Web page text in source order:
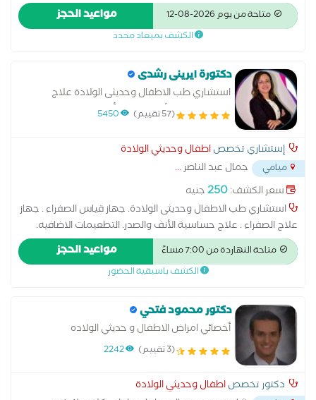
متاحة من يوم 2026-08-12 مواعيد الحجز
الكشف بميعاد محدد
دكتورة ايرينى رشدى
استشاري طب الاطفال وحديثى الولادة علاج
حساسية صدر الأطفال علاج أمراض دم الاطفال
توافر التطعيمات الاساسيه والأضافية
(57 تقييم) 5450
إستشاري تخصصاطفال وحديثي الولادة
ميامي جمال عبد الناصر...
سعر الكشف:250جنيه
استشاري طب الاطفال وحديثى الولادة. جهاز قياس الصفراء . جهاز
علاج الصفراء . علاج حساسية الأنف والصدر. التطعيمات الاضافيه.
استشاري رضاعة طبيعية . علاج الحرارة المتكررة. متابعة المبتسرين
والخدج. جميع امراض دم الاطفال
متاحة النهاردة من 7:00 مساءً مواعيد الحجز
الكشف باسبقية الحضور
دكتور محمود فتحي
أخصائي امراض الاطفال و حديثي الولاده
(3 تقييم) 2242
دكتور تخصصاطفال وحديثي الولادة